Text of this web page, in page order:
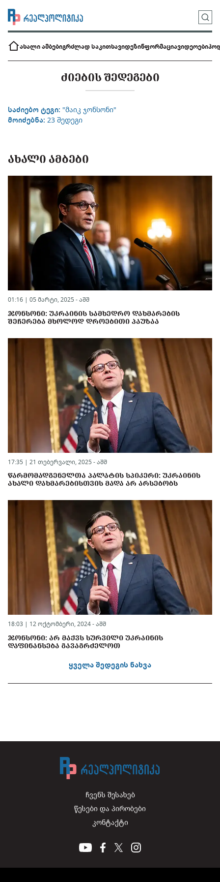
ახალი ამბებიგრძლად საკითხავიდეზინფორმაციავიდეოები
ᲫᲘᲔᲑᲘᲡ ᲨᲔᲓᲔᲒᲔᲑᲘ
საძიებო ტეგი: "მაიკ ჯონსონი"
მოიძებნა: 23 შედეგი
ᲐᲮᲐᲚᲘ ᲐᲛᲑᲔᲑᲘ
01:16 | 05 მარტი, 2025 - აშშ
ᲯᲝᲜᲡᲝᲜᲘ: ᲣᲙᲠᲐᲘᲜᲘᲡ ᲡᲐᲛᲮᲔᲓᲠᲝ ᲓᲐᲮᲛᲐᲠᲔᲑᲘᲡ
ᲨᲔᲩᲔᲠᲔᲑᲐ ᲛᲮᲝᲚᲝᲓ ᲓᲠᲝᲔᲑᲘᲗᲘ ᲞᲐᲣᲖᲐᲐ
17:35 | 21 თებერვალი, 2025 - აშშ
ᲬᲐᲠᲛᲝᲛᲐᲓᲒᲔᲜᲔᲚᲗᲐ ᲞᲐᲚᲐᲢᲘᲡ ᲡᲞᲘᲙᲔᲠᲘ: ᲣᲙᲠᲐᲘᲜᲘᲡ
ᲐᲮᲐᲚᲘ ᲓᲐᲮᲛᲐᲠᲔᲑᲘᲡᲗᲕᲘᲡ ᲛᲐᲓᲐ ᲐᲠ ᲐᲠᲡᲔᲑᲝᲑᲡ
18:03 | 12 ოქტომბერი, 2024 - აშშ
ᲯᲝᲜᲡᲝᲜᲘ: ᲐᲠ ᲛᲐᲥᲕᲡ ᲡᲣᲠᲕᲘᲚᲘ ᲣᲙᲠᲐᲘᲜᲘᲡ
ᲓᲐᲤᲘᲜᲐᲜᲡᲔᲑᲐ ᲒᲐᲕᲐᲒᲠᲫᲔᲚᲝᲗ
ყველა შედეგის ნახვა
ჩვენს შესახებ
წესები და პირობები
კონტაქტი